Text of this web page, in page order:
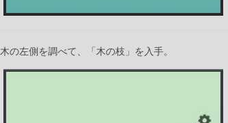
木の左側を調べて、「木の枝」を入手。